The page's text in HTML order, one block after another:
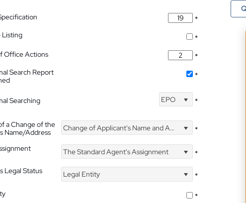
*
Listing
*
Office Actions
*
Search Report
*
Searching
EPO *
a Change of the
Name/Address
Change of Applicant's Name and Address *
The Standard Agent's Assignment
*
Legal Status
Legal Entity
*
*